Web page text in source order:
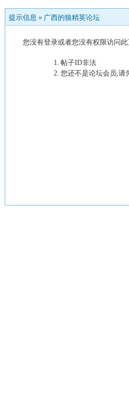
提示信息 » 广西的狼精英论坛
您没有登录或者您没有权限访问
帖子ID非法
您还不是论坛会员,请